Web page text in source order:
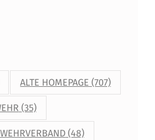
ALTE HOMEPAGE (707)
(35)
(48)